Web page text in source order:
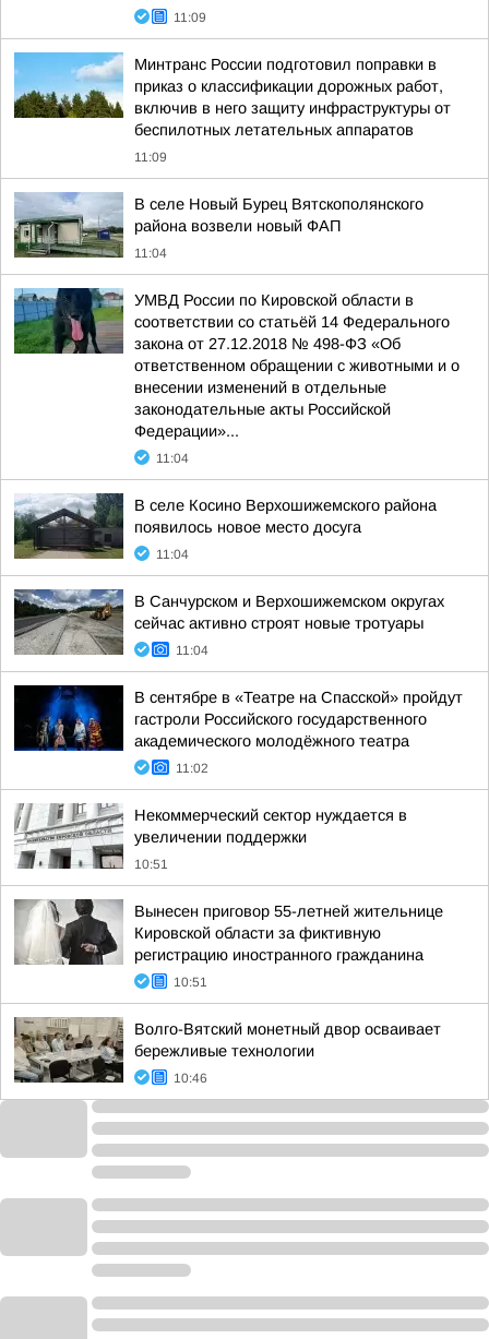
11:09
Минтранс России подготовил поправки в
приказ о классификации дорожных работ,
включив в него защиту инфраструктуры от
беспилотных летательных аппаратов
11:09
В селе Новый Бурец Вятскополянского
района возвели новый ФАП
11:04
УМВД России по Кировской области в
соответствии со статьёй 14 Федерального
закона от 27.12.2018 № 498-ФЗ «Об
ответственном обращении с животными и о
внесении изменений в отдельные
законодательные акты Российской
Федерации»...
11:04
В селе Косино Верхошижемского района
появилось новое место досуга
11:04
В Санчурском и Верхошижемском округах
сейчас активно строят новые тротуары
11:04
В сентябре в «Театре на Спасской» пройдут
гастроли Российского государственного
академического молодёжного театра
11:02
Некоммерческий сектор нуждается в
увеличении поддержки
10:51
Вынесен приговор 55-летней жительнице
Кировской области за фиктивную
регистрацию иностранного гражданина
10:51
Волго-Вятский монетный двор осваивает
бережливые технологии
10:46